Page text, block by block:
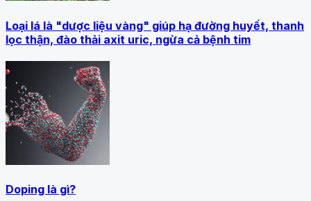
Loại lá là "dược liệu vàng" giúp hạ đường huyết, thanh
lọc thận, đào thải axit uric, ngừa cả bệnh tim
Doping là gì?